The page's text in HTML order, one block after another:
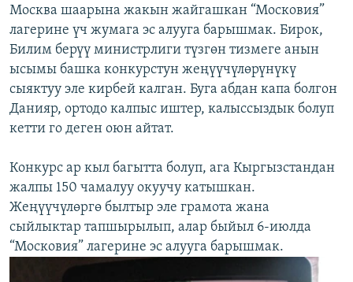
Москва шаарына жакын жайгашкан “Московия”
лагерине үч жумага эс алууга барышмак. Бирок,
Билим берүү министрлиги түзгөн тизмеге анын
ысымы башка конкурстун жеңүүчүлөрүнүкү
сыяктуу эле кирбей калган. Буга абдан капа болгон
Данияр, ортодо калпыс иштер, калыссыздык болуп
кетти го деген оюн айтат.
Конкурс ар кыл багытта болуп, ага Кыргызстандан
жалпы 150 чамалуу окуучу катышкан.
Жеңүүчүлөргө былтыр эле грамота жана
сыйлыктар тапшырылып, алар быйыл 6-июлда
“Московия” лагерине эс алууга барышмак.